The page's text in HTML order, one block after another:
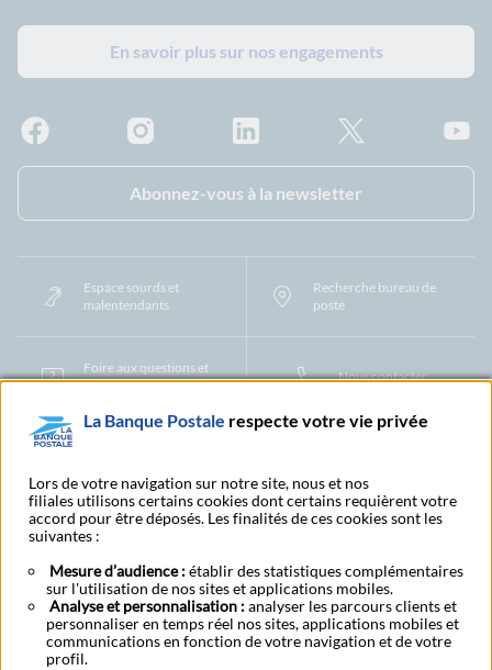
En savoir plus sur nos engagements
Abonnez-vous à la newsletter
Espace sourds et
malentendants
Recherche bureau de
poste
Foire aux questions et
centre d'aide
Nous contacter
Protection des Données à Caractère PersonnelFiliales et partenaires
CookiesGestion des cookiesActualiser vos informations
Contestation et réclamation Coordonnées Centres Financiers
Alertes fraudes et points de vigilance Actualités réglementaires CGU
Aide navigateur et systèmes d'exploitation
Vider le cache de votre navigateurLexique Aide et accessibilité
Accessibilité – Partiellement conforme Espace candidature
BFI - Banque de Financement et d'Investissement
La Banque Postale respecte votre vie privée
Lors de votre navigation sur notre site, nous et nos
filiales utilisons certains cookies dont certains requièrent votre
accord pour être déposés. Les finalités de ces cookies sont les
suivantes :
Mesure d’audience :établir des statistiques complémentaires
sur l'utilisation de nos sites et applications mobiles.
Analyse et personnalisation :analyser les parcours clients et
personnaliser en temps réel nos sites, applications mobiles et
communications en fonction de votre navigation et de votre
profil.